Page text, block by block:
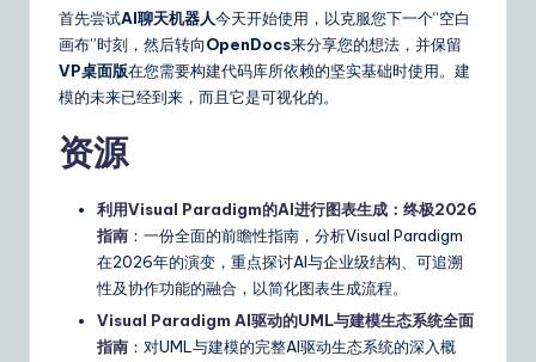
首先尝试AI聊天机器人今天开始使用，以克服您下一个“空白
画布”时刻，然后转向OpenDocs来分享您的想法，并保留
VP桌面版在您需要构建代码库所依赖的坚实基础时使用。建
模的未来已经到来，而且它是可视化的。
资源
利用Visual Paradigm的AI进行图表生成：终极2026
指南 ：一份全面的前瞻性指南，分析Visual Paradigm
在2026年的演变，重点探讨AI与企业级结构、可追溯
性及协作功能的融合，以简化图表生成流程。
Visual Paradigm AI驱动的UML与建模生态系统全面
指南 ：对UML与建模的完整AI驱动生态系统的深入概